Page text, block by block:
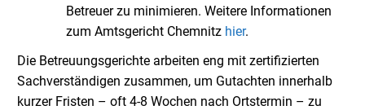
Betreuer zu minimieren. Weitere Informationen
zum Amtsgericht Chemnitz hier.
Die Betreuungsgerichte arbeiten eng mit zertifizierten
Sachverständigen zusammen, um Gutachten innerhalb
kurzer Fristen – oft 4-8 Wochen nach Ortstermin – zu